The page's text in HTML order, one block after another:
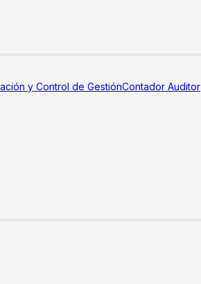
y Control de GestiónContador Auditor